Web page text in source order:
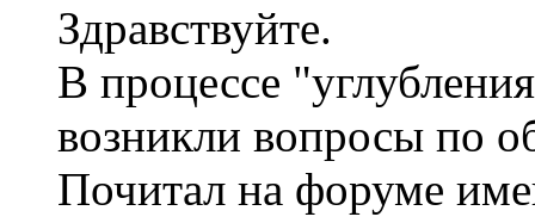
Здравствуйте.
В процессе
возникли вопросы по
Почитал на форуме